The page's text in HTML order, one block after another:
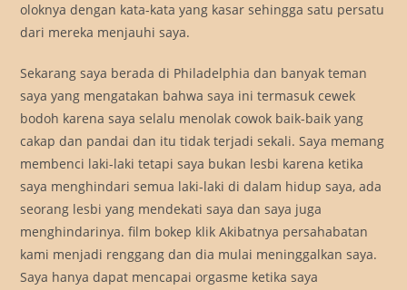
oloknya dengan kata-kata yang kasar sehingga satu persatu
dari mereka menjauhi saya.
Sekarang saya berada di Philadelphia dan banyak teman
saya yang mengatakan bahwa saya ini termasuk cewek
bodoh karena saya selalu menolak cowok baik-baik yang
cakap dan pandai dan itu tidak terjadi sekali. Saya memang
membenci laki-laki tetapi saya bukan lesbi karena ketika
saya menghindari semua laki-laki di dalam hidup saya, ada
seorang lesbi yang mendekati saya dan saya juga
menghindarinya. film bokep klik Akibatnya persahabatan
kami menjadi renggang dan dia mulai meninggalkan saya.
Saya hanya dapat mencapai orgasme ketika saya